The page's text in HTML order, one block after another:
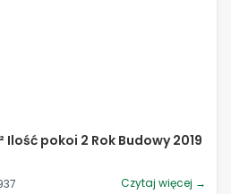
pokoi 2 Rok Budowy 2019
Czytaj więcej →